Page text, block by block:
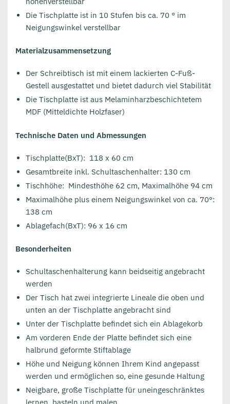
Die Tischplatte ist in 10 Stufen bis ca. 70 ° im
Neigungswinkel verstellbar
Materialzusammensetzung
Der Schreibtisch ist mit einem lackierten C-Fuß-
Gestell ausgestattet und bietet dadurch viel Stabilität
Die Tischplatte ist aus Melaminharzbeschichtetem
MDF (Mitteldichte Holzfaser)
Technische Daten und Abmessungen
Tischplatte(BxT): 118 x 60 cm
Gesamtbreite inkl. Schultaschenhalter: 130 cm
Tischhöhe: Mindesthöhe 62 cm, Maximalhöhe 94 cm
Maximalhöhe plus einem Neigungswinkel von ca. 70°:
138 cm
Ablagefach(BxT): 96 x 16 cm
Besonderheiten
Schultaschenhalterung kann beidseitig angebracht
werden
Der Tisch hat zwei integrierte Lineale die oben und
unten an der Tischplatte angebracht sind
Unter der Tischplatte befindet sich ein Ablagekorb
Am vorderen Ende der Platte befindet sich eine
halbrund geformte Stiftablage
Höhe und Neigung können Ihrem Kind angepasst
werden und ermöglichen so, eine gesunde Haltung
Neigbare, große Tischplatte für uneingeschränktes